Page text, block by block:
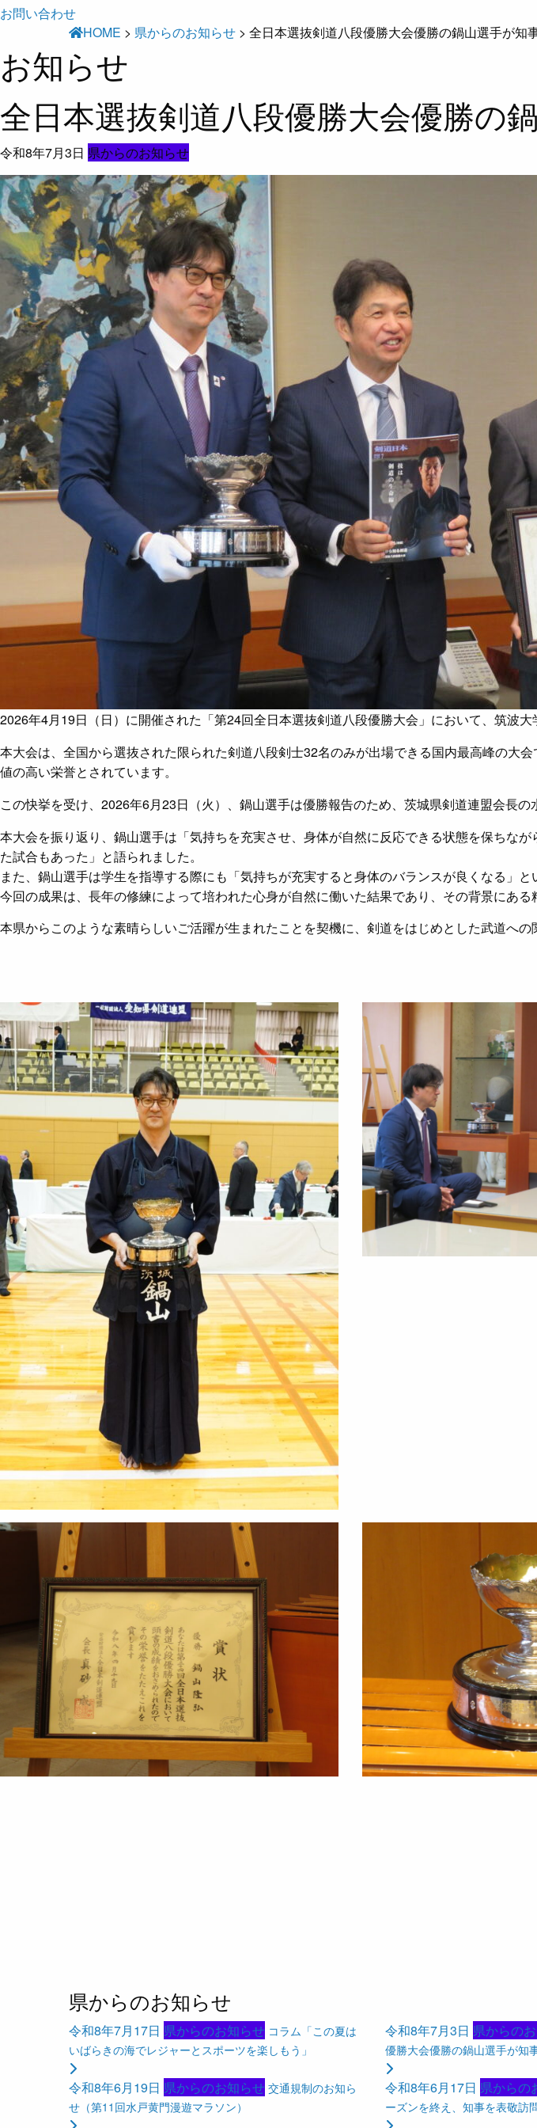
お問い合わせ
HOME > 県からのお知らせ > 全日本選抜剣道八段優勝大会優勝の鍋山選手が知
お知らせ
全日本選抜剣道八段優勝大会優勝の
令和8年7月3日 県からのお知らせ
2026年4月19日（日）に開催された「第24回全日本選抜剣道八段優勝大会」において、筑波
本大会は、全国から選抜された限られた剣道八段剣士32名のみが出場できる国内最高峰の大
値の高い栄誉とされています。
この快挙を受け、2026年6月23日（火）、鍋山選手は優勝報告のため、茨城県剣道連盟会長の
本大会を振り返り、鍋山選手は「気持ちを充実させ、身体が自然に反応できる状態を保ちな
た試合もあった」と語られました。
また、鍋山選手は学生を指導する際にも「気持ちが充実すると身体のバランスが良くなる」と
今回の成果は、長年の修練によって培われた心身が自然に働いた結果であり、その背景にある
本県からこのような素晴らしいご活躍が生まれたことを契機に、剣道をはじめとした武道への
県からのお知らせ
令和8年7月17日 県からのお知らせ コラム「この夏は
いばらきの海でレジャーとスポーツを楽しもう」
令和8年7月3日 県からの
優勝大会優勝の鍋山選手が知
令和8年6月19日 県からのお知らせ 交通規制のお知ら
せ（第11回水戸黄門漫遊マラソン）
令和8年6月17日 県からの
ーズンを終え、知事を表敬訪